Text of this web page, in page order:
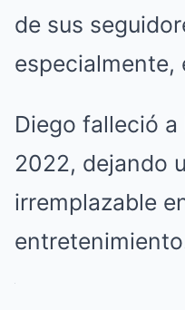
de sus
especialmente,
Diego falleció
2022, dejando
irremplazable